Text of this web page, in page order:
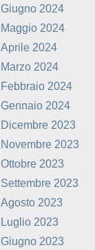
Giugno 2024
Maggio 2024
Aprile 2024
Marzo 2024
Febbraio 2024
Gennaio 2024
Dicembre 2023
Novembre 2023
Ottobre 2023
Settembre 2023
Agosto 2023
Luglio 2023
Giugno 2023